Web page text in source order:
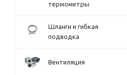
термометры
Шланги и гибкая
подводка
Вентиляция